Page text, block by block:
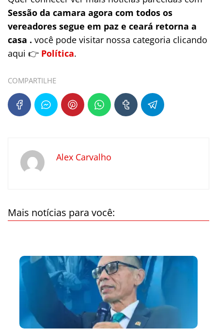
Sessão da camara agora com todos os
vereadores segue em paz e ceará retorna a
casa . você pode visitar nossa categoria clicando
aqui 👉 Política.
COMPARTILHE
Alex Carvalho
Mais notícias para você: